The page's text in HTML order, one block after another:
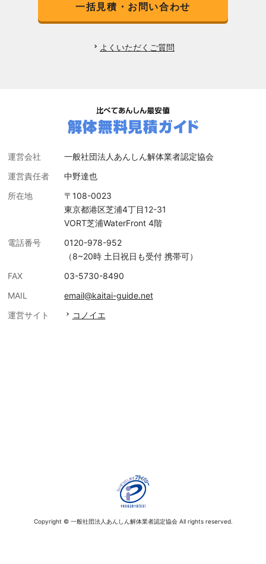
一括見積・お問い合わせ
よくいただくご質問
運営会社
一般社団法人あんしん解体業者認定協会
運営責任者
中野達也
所在地
〒108-0023
東京都港区芝浦4丁目12-31
VORT芝浦WaterFront 4階
電話番号
0120-978-952
（8~20時 土日祝日も受付 携帯可）
FAX
03-5730-8490
MAIL
email@kaitai-guide.net
運営サイト
コノイエ
Copyright © 一般社団法人あんしん解体業者認定協会 All rights reserved.